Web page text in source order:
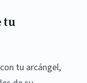
tu
tu arcángel,